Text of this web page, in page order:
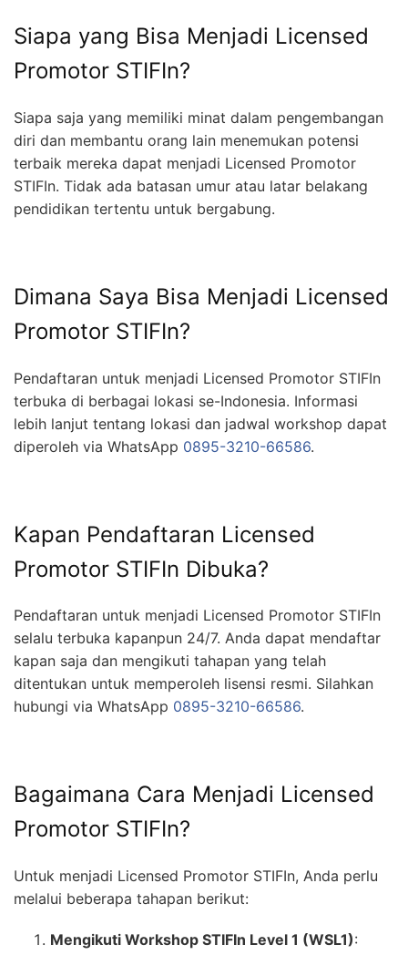
Siapa yang Bisa Menjadi Licensed
Promotor STIFIn?
Siapa saja yang memiliki minat dalam pengembangan
diri dan membantu orang lain menemukan potensi
terbaik mereka dapat menjadi Licensed Promotor
STIFIn. Tidak ada batasan umur atau latar belakang
pendidikan tertentu untuk bergabung.
Dimana Saya Bisa Menjadi Licensed
Promotor STIFIn?
Pendaftaran untuk menjadi Licensed Promotor STIFIn
terbuka di berbagai lokasi se-Indonesia. Informasi
lebih lanjut tentang lokasi dan jadwal workshop dapat
diperoleh via WhatsApp 0895-3210-66586.
Kapan Pendaftaran Licensed
Promotor STIFIn Dibuka?
Pendaftaran untuk menjadi Licensed Promotor STIFIn
selalu terbuka kapanpun 24/7. Anda dapat mendaftar
kapan saja dan mengikuti tahapan yang telah
ditentukan untuk memperoleh lisensi resmi. Silahkan
hubungi via WhatsApp 0895-3210-66586.
Bagaimana Cara Menjadi Licensed
Promotor STIFIn?
Untuk menjadi Licensed Promotor STIFIn, Anda perlu
melalui beberapa tahapan berikut:
Mengikuti Workshop STIFIn Level 1 (WSL1):